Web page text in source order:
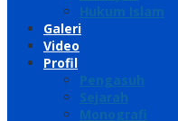
Hukum Islam
Galeri
Video
Profil
Pengasuh
Sejarah
Monografi